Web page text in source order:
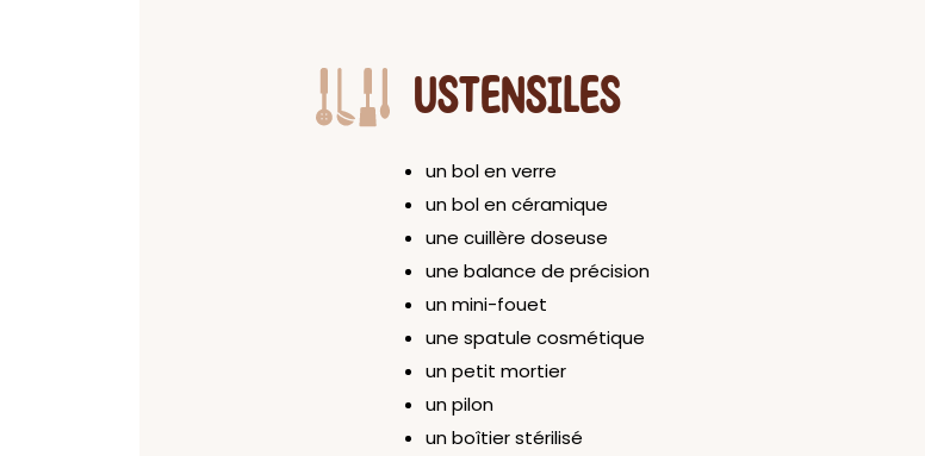
USTENSILES
un bol en verre
un bol en céramique
une cuillère doseuse
une balance de précision
un mini-fouet
une spatule cosmétique
un petit mortier
un pilon
un boîtier stérilisé